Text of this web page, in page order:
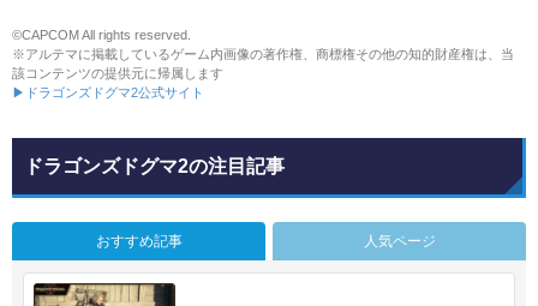
©CAPCOM All rights reserved.
※アルテマに掲載しているゲーム内画像の著作権、商標権その他の知的財産権は、当
該コンテンツの提供元に帰属します
▶ドラゴンズドグマ2公式サイト
ドラゴンズドグマ2の注目記事
おすすめ記事 人気ページ